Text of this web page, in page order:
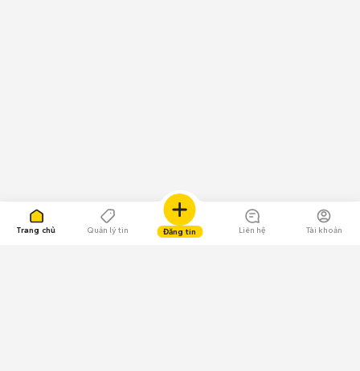
Trang chủ Quản lý tin Đăng tin Liên hệ Tài khoản